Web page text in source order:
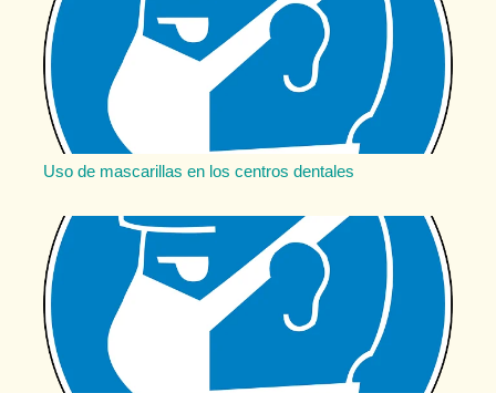
Uso de mascarillas en los centros dentales